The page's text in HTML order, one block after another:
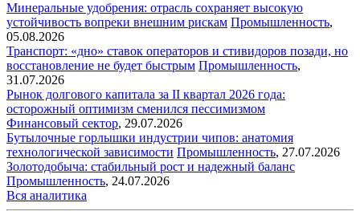
Минеральные удобрения: отрасль сохраняет высокую
устойчивость вопреки внешним рискам Промышленность,
05.08.2026
Транспорт: «дно» ставок операторов и стивидоров позади, но
восстановление не будет быстрым Промышленность,
31.07.2026
Рынок долгового капитала за II квартал 2026 года:
осторожный оптимизм сменился пессимизмом
Финансовый сектор, 29.07.2026
Бутылочные горлышки индустрии чипов: анатомия
технологической зависимости Промышленность, 27.07.2026
Золотодобыча: стабильный рост и надежный баланс
Промышленность, 24.07.2026
Вся аналитика